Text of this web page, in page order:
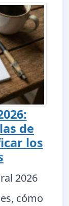
de
los
2026
cómo